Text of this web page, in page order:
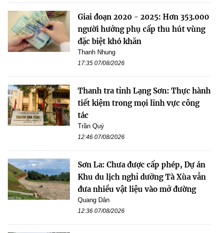
Giai đoạn 2020 - 2025: Hơn 353.000
người hưởng phụ cấp thu hút vùng
đặc biệt khó khăn
Thanh Nhung
17:35 07/08/2026
Thanh tra tỉnh Lạng Sơn: Thực hành
tiết kiệm trong mọi lĩnh vực công
tác
Trần Quý
12:46 07/08/2026
Sơn La: Chưa được cấp phép, Dự án
Khu du lịch nghỉ dưỡng Tà Xùa vẫn
đưa nhiều vật liệu vào mở đường
Quang Dân
12:36 07/08/2026